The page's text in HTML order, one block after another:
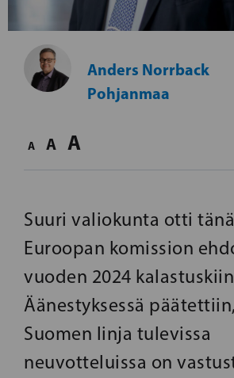
Anders Norrback
Pohjanmaa
A A A
Suuri valiokunta otti
Euroopan komission
vuoden 2024
Äänestyksessä
Suomen linja tulevissa
neuvotteluissa on